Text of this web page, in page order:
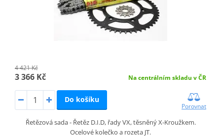
4 421 Kč
3 366 Kč Na centrálním skladu v ČR
Do košíku
Porovnat
Řetězová sada - Řetěz D.I.D, řady VX, těsněný X-Kroužkem.
Ocelové kolečko a rozeta JT.